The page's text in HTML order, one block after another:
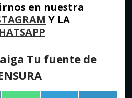
en nuestra
Y LA
Tu fuente de